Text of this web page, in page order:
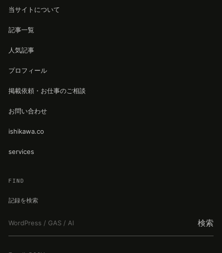
当サイトについて
記事一覧
人気記事
プロフィール
掲載依頼・お仕事のご相談
お問い合わせ
ishikawa.co
services
FIND
記録を検索
検索